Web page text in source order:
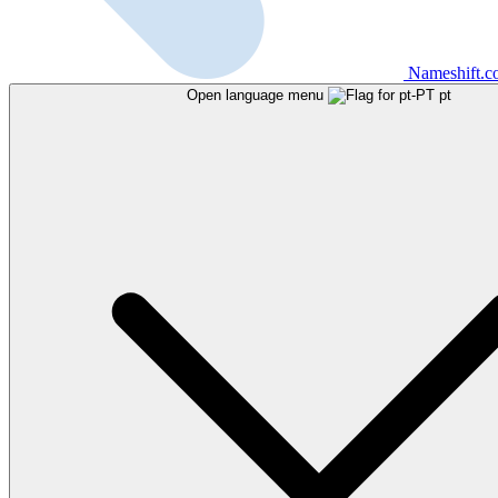
Open language menu pt